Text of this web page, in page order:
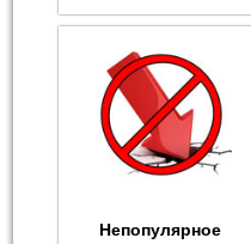
Непопулярное